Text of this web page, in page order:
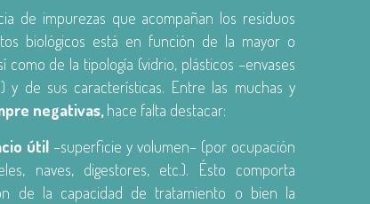
de impurezas que acompañan los residuos
biológicos está en función de la mayor o
como de la tipología (vidrio, plásticos –envases
y de sus características. Entre las muchas y
negativas,hace falta destacar:
útil –superficie y volumen– (por ocupación
naves, digestores, etc.). Ésto comporta
de la capacidad de tratamiento o bien la